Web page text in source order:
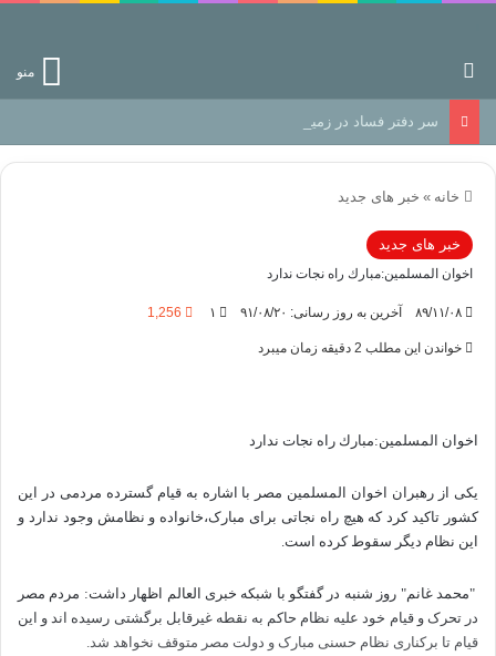
منو
سر دفتر فساد در زمین‌، دوری وکناره‌گیری از راه خداست‌!
خانه » خبر های جدید
خبر های جدید
اخوان المسلمين:مبارك راه نجات ندارد
۸۹/۱۱/۰۸ آخرین به روز رسانی: ۹۱/۰۸/۲۰ ۱ 1,256
خواندن این مطلب 2 دقیقه زمان میبرد
اخوان المسلمين:مبارك راه نجات ندارد
یکی از رهبران اخوان المسلمین مصر با اشاره به قیام گسترده مردمی در این
کشور تاکید کرد که هیچ راه نجاتی برای مبارک،خانواده و نظامش وجود ندارد و
این نظام دیگر سقوط کرده است.
"محمد غانم" روز شنبه در گفتگو با شبکه خبری العالم اظهار داشت: مردم مصر
در تحرک و قیام خود علیه نظام حاکم به نقطه غیرقابل برگشتی رسیده اند و این
قیام تا برکناری نظام حسنی مبارک و دولت مصر متوقف نخواهد شد.